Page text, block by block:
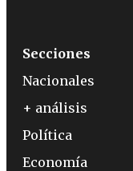
Secciones
Nacionales
+ análisis
Política
Economía